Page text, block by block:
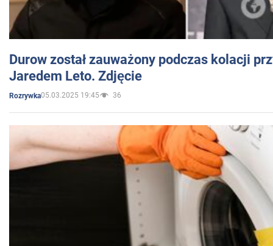
Durow został zauważony podczas kolacji
Jaredem Leto. Zdjęcie
Rozrywka05.03.2025 19:45 36